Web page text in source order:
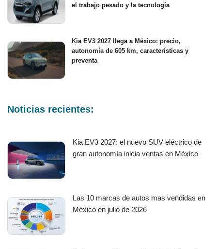
el trabajo pesado y la tecnología
Kia EV3 2027 llega a México: precio,
autonomía de 605 km, características y
preventa
Noticias recientes:
Kia EV3 2027: el nuevo SUV eléctrico de
gran autonomía inicia ventas en México
Las 10 marcas de autos mas vendidas en
México en julio de 2026